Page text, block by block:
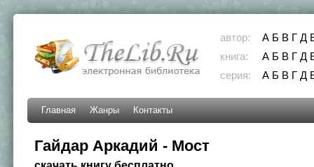
автор: А Б В Г Д
книга:
А Б В Г Д
серия:
А Б В Г Д
Главная Жанры Контакты
Гайдар Аркадий - Мост